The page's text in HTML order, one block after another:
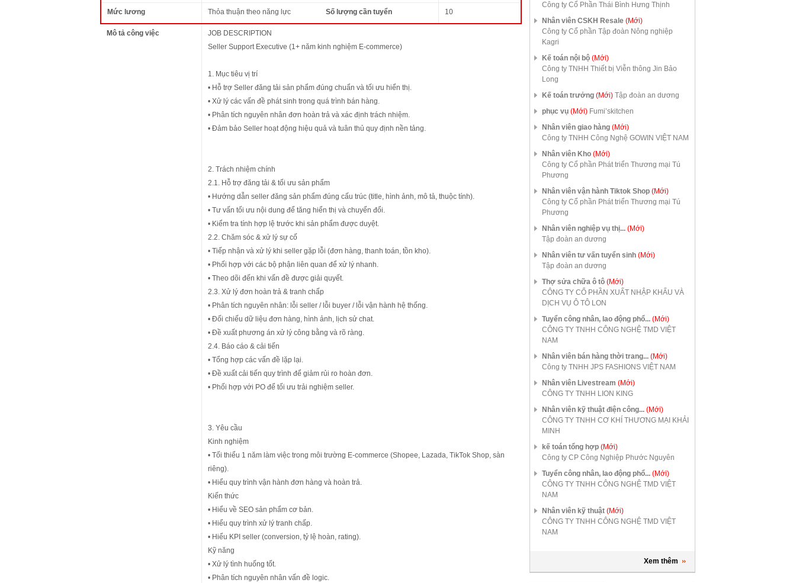
Mức lương Thỏa thuận theo năng lực Số lượng cần tuyển 10
Mô tả công việc
JOB DESCRIPTION
Seller Support Executive (1+ năm kinh nghiệm E-commerce)
1. Mục tiêu vị trí
• Hỗ trợ Seller đăng tải sản phẩm đúng chuẩn và tối ưu hiển thị.
• Xử lý các vấn đề phát sinh trong quá trình bán hàng.
• Phân tích nguyên nhân đơn hoàn trả và xác định trách nhiệm.
• Đảm bảo Seller hoạt động hiệu quả và tuân thủ quy định nền tảng.
2. Trách nhiệm chính
2.1. Hỗ trợ đăng tải & tối ưu sản phẩm
• Hướng dẫn seller đăng sản phẩm đúng cấu trúc (title, hình ảnh, mô tả, thuộc tính).
• Tư vấn tối ưu nội dung để tăng hiển thị và chuyển đổi.
• Kiểm tra tính hợp lệ trước khi sản phẩm được duyệt.
2.2. Chăm sóc & xử lý sự cố
• Tiếp nhận và xử lý khi seller gặp lỗi (đơn hàng, thanh toán, tồn kho).
• Phối hợp với các bộ phận liên quan để xử lý nhanh.
• Theo dõi đến khi vấn đề được giải quyết.
2.3. Xử lý đơn hoàn trả & tranh chấp
• Phân tích nguyên nhân: lỗi seller / lỗi buyer / lỗi vận hành hệ thống.
• Đối chiếu dữ liệu đơn hàng, hình ảnh, lịch sử chat.
• Đề xuất phương án xử lý công bằng và rõ ràng.
2.4. Báo cáo & cải tiến
• Tổng hợp các vấn đề lặp lại.
• Đề xuất cải tiến quy trình để giảm rủi ro hoàn đơn.
• Phối hợp với PO để tối ưu trải nghiệm seller.
3. Yêu cầu
Kinh nghiệm
• Tối thiểu 1 năm làm việc trong môi trường E-commerce (Shopee, Lazada, TikTok Shop, sàn
riêng).
• Hiểu quy trình vận hành đơn hàng và hoàn trả.
Kiến thức
• Hiểu về SEO sản phẩm cơ bản.
• Hiểu quy trình xử lý tranh chấp.
• Hiểu KPI seller (conversion, tỷ lệ hoàn, rating).
Kỹ năng
• Xử lý tình huống tốt.
• Phân tích nguyên nhân vấn đề logic.
Công ty Cổ Phần Thái Bình Hưng Thịnh
Nhân viên CSKH Resale (Mới)
Công ty Cổ phần Tập đoàn Nông nghiệp
Kagri
Kế toán nội bộ (Mới)
Công ty TNHH Thiết bị Viễn thông Jin Bảo
Long
Kế toán trưởng (Mới) Tập đoàn an dương
phục vụ (Mới) Fumi’skitchen
Nhân viên giao hàng (Mới)
Công ty TNHH Công Nghệ GOWIN VIỆT NAM
Nhân viên Kho (Mới)
Công ty Cổ phần Phát triển Thương mại Tú
Phương
Nhân viên vận hành Tiktok Shop (Mới)
Công ty Cổ phần Phát triển Thương mại Tú
Phương
Nhân viên nghiệp vụ thị... (Mới)
Tập đoàn an dương
Nhân viên tư vấn tuyển sinh (Mới)
Tập đoàn an dương
Thợ sửa chữa ô tô (Mới)
CÔNG TY CỔ PHẦN XUẤT NHẬP KHẨU VÀ
DỊCH VỤ Ô TÔ LON
Tuyển công nhân, lao động phổ... (Mới)
CÔNG TY TNHH CÔNG NGHỆ TMD VIỆT
NAM
Nhân viên bán hàng thời trang... (Mới)
Công ty TNHH JPS FASHIONS VIỆT NAM
Nhân viên Livestream (Mới)
CÔNG TY TNHH LION KING
Nhân viên kỹ thuật điện công... (Mới)
CÔNG TY TNHH CƠ KHÍ THƯƠNG MẠI KHẢI
MINH
kế toán tổng hợp (Mới)
Công ty CP Công Nghiệp Phước Nguyên
Tuyển công nhân, lao động phổ... (Mới)
CÔNG TY TNHH CÔNG NGHỆ TMD VIỆT
NAM
Nhân viên kỹ thuật (Mới)
CÔNG TY TNHH CÔNG NGHỆ TMD VIỆT
NAM
Xem thêm